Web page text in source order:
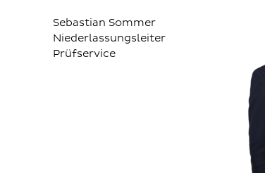
Sebastian Sommer
Niederlassungsleiter
Prüfservice